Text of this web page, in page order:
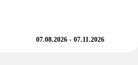
07.08.2026 - 07.11.2026